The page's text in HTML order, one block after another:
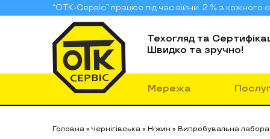
“ОТК-Сервіс” працює під час війни. 2 % з
Техогляд та
Швидко та зручно!
Мережа
Головна » Чернігівська » Ніжин » Випробувальна